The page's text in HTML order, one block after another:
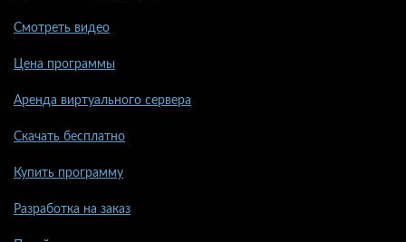
Смотреть видео
Цена программы
Аренда виртуального сервера
Скачать бесплатно
Купить программу
Разработка на заказ